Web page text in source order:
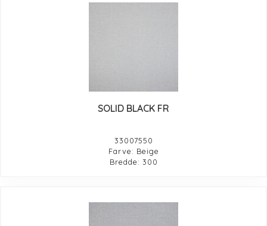
SOLID BLACK FR
33007550
Farve: Beige
Bredde: 300